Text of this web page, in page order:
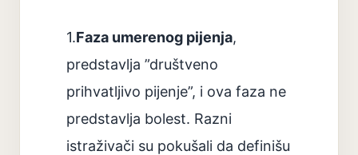
1.Faza umerenog pijenja,
predstavlja ”društveno
prihvatljivo pijenje”, i ova faza ne
predstavlja bolest. Razni
istraživači su pokušali da definišu